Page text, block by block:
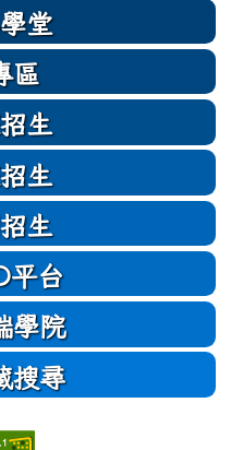
堂
區
生
生
生
平台
學院
搜尋